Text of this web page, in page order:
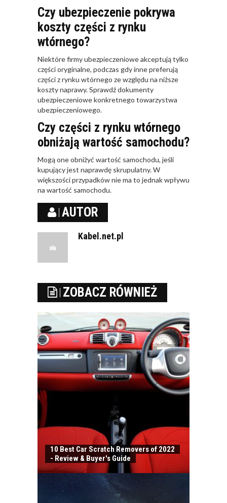
Czy ubezpieczenie pokrywa
koszty części z rynku
wtórnego?
Niektóre firmy ubezpieczeniowe akceptują tylko
części oryginalne, podczas gdy inne preferują
części z rynku wtórnego ze względu na niższe
koszty naprawy. Sprawdź dokumenty
ubezpieczeniowe konkretnego towarzystwa
ubezpieczeniowego.
Czy części z rynku wtórnego
obniżają wartość samochodu?
Mogą one obniżyć wartość samochodu, jeśli
kupujący jest naprawdę skrupulatny. W
większości przypadków nie ma to jednak wpływu
na wartość samochodu.
AUTOR
Kabel.net.pl
ZOBACZ RÓWNIEŻ
10 Best Car Scratch Removers of 2022
- Review & Buyer's Guide